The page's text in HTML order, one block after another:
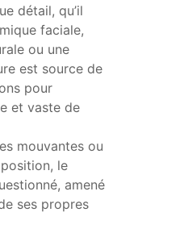
détail, qu’il
faciale,
ou une
est source de
pour
et vaste de
mouvantes ou
le
amené
ses propres